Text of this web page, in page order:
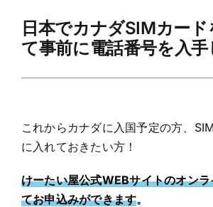
日本でカナダSIMカード
て事前に電話番号を入手
これからカナダに入国予定の方、
に入れておきたい方！
けーたい屋公式WEBサイトのオン
てお申込みができます。